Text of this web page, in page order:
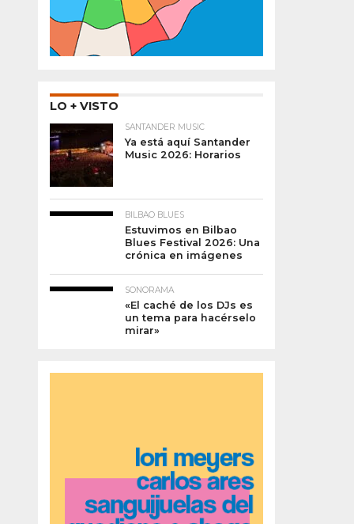
LO + VISTO
SANTANDER MUSIC
Ya está aquí Santander
Music 2026: Horarios
BILBAO BLUES
Estuvimos en Bilbao
Blues Festival 2026: Una
crónica en imágenes
SONORAMA
«El caché de los DJs es
un tema para hacérselo
mirar»